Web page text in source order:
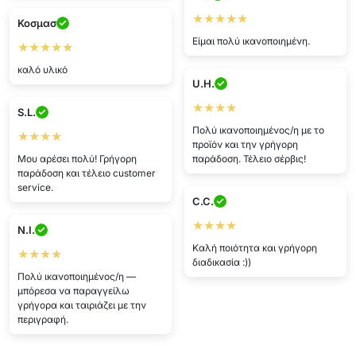
★★★★★
Είμαι πολύ ικανοποιημένη.
Κοσμασ
★★★★★
καλό υλικό
U.H.
★★★★
Πολύ ικανοποιημένος/η με το
προϊόν και την γρήγορη
παράδοση. Τέλειο σέρβις!
S.L.
★★★★
Μου αρέσει πολύ! Γρήγορη
παράδοση και τέλειο customer
service.
C.C.
★★★★
Καλή ποιότητα και γρήγορη
διαδικασία :))
N.I.
★★★★
Πολύ ικανοποιημένος/η —
μπόρεσα να παραγγείλω
γρήγορα και ταιριάζει με την
περιγραφή.